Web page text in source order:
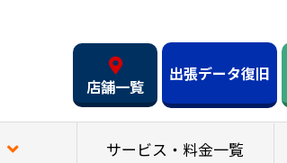
店舗一覧
出張データ復旧
サービス・料金一覧